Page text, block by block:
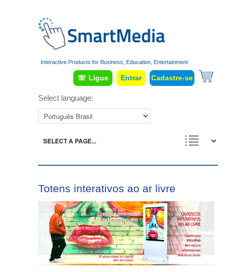
Interactive Products for Business, Education, Entertainment
☏ Ligue Entrar Cadastre-se
Select language:
Totens interativos ao ar livre